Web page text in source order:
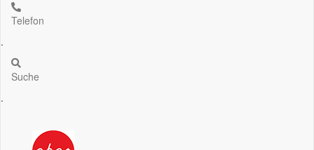
Telefon
.
Suche
.